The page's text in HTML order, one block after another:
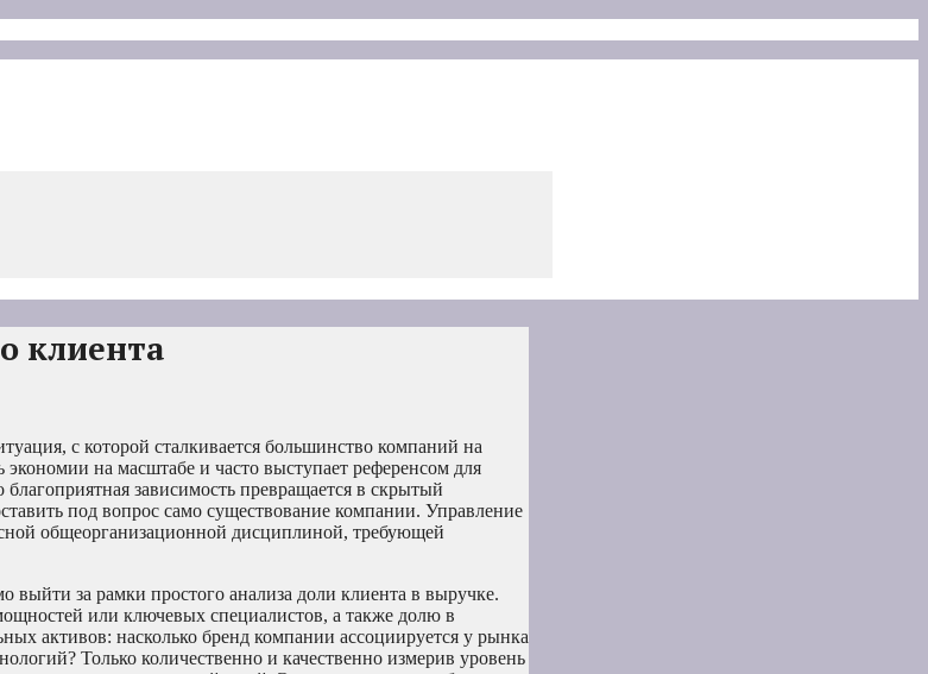
клиента
с которой сталкивается большинство компаний на
экономии на масштабе и часто выступает референсом для
зависимость превращается в скрытый
под вопрос само существование компании. Управление
общеорганизационной дисциплиной, требующей
за рамки простого анализа доли клиента в выручке.
или ключевых специалистов, а также долю в
активов: насколько бренд компании ассоциируется у рынка
Только количественно и качественно измерив уровень